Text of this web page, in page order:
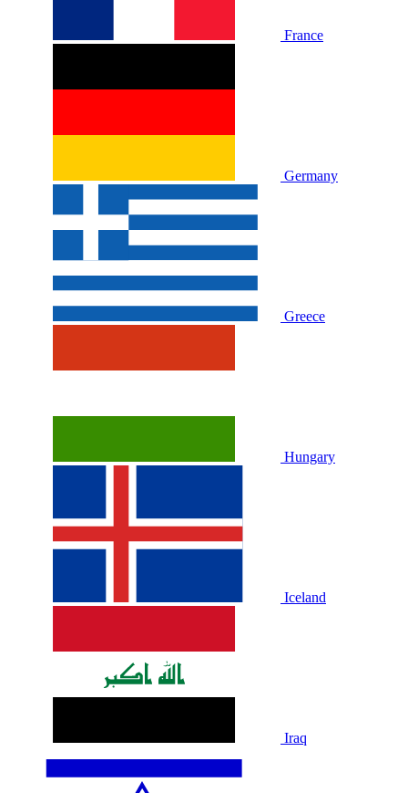
France
Germany
Greece
Hungary
Iceland
Iraq